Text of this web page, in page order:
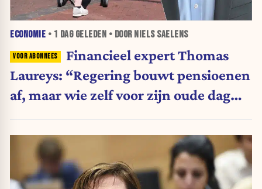
ECONOMIE • 1 DAGGELEDEN • DOOR NIELS SAELENS
Financieel expert Thomas
Laureys: “Regering bouwt pensioenen
af, maar wie zelf voor zijn oude dag